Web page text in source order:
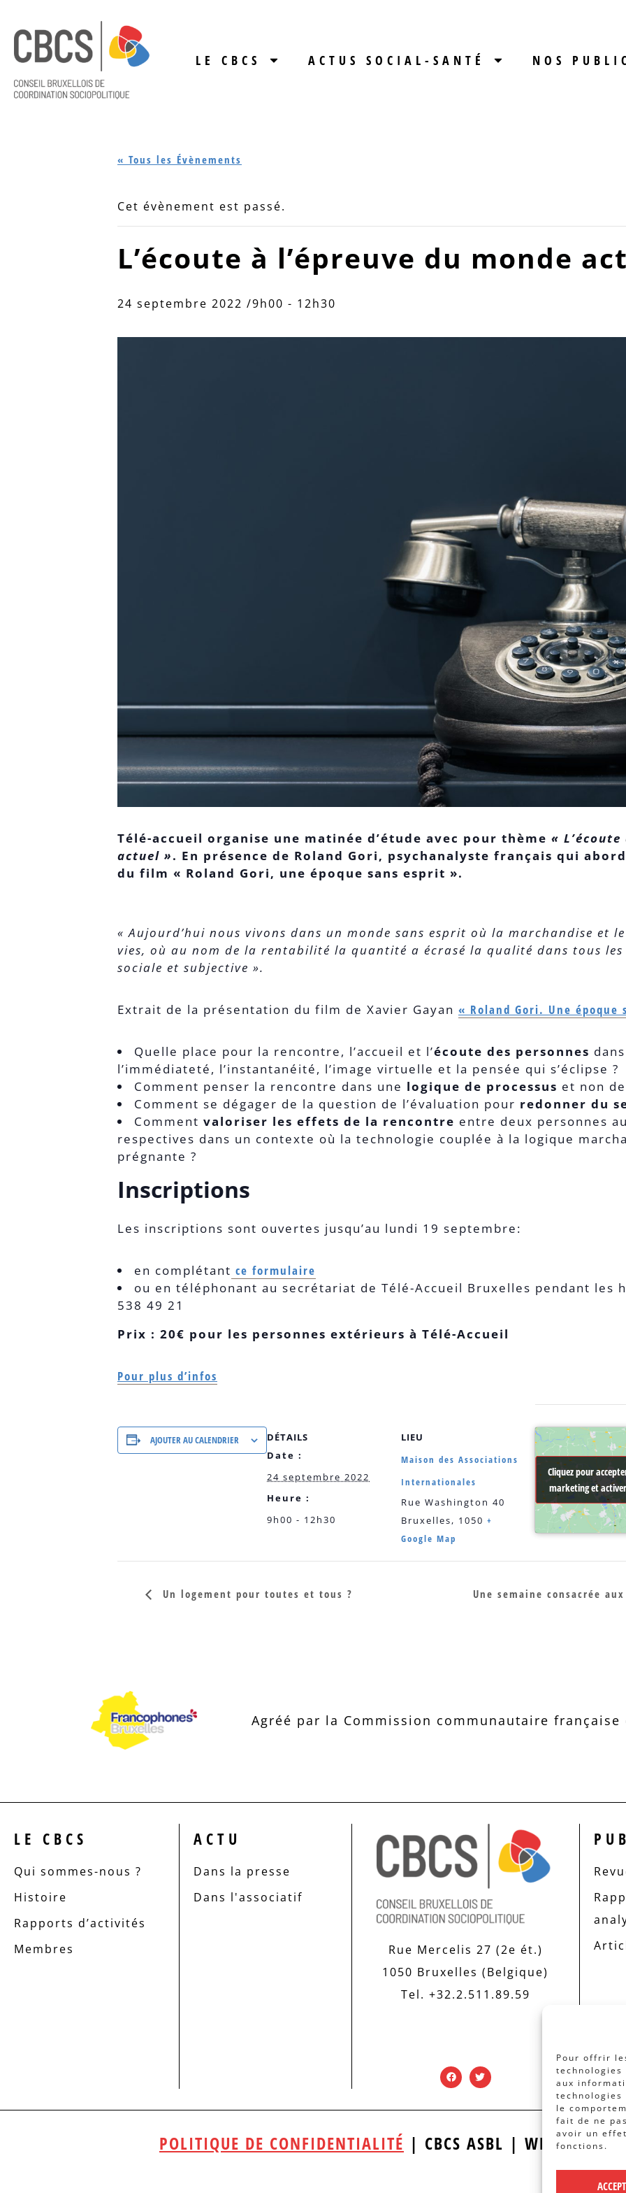
Pour offrir
aux
le
fait de ne
avoir un
fonctions.
LE CBCS ACTUS SOCIAL-SANTÉ NOS
« Tous les Évènements
Cet évènement est passé.
L’écoute à l’épreuve du monde
24 septembre 2022 /9h00 - 12h30
Télé-accueil organise une matinée d’étude avec pour thème «
actuel ». En présence de Roland Gori, psychanalyste français qui
du film « Roland Gori, une époque sans esprit ».
« Aujourd’hui nous vivons dans un monde sans esprit où la marchandise et
vies, où au nom de la rentabilité la quantité a écrasé la qualité dans tous les
sociale et subjective ».
Extrait de la présentation du film de Xavier Gayan « Roland Gori. Une époque
Quelle place pour la rencontre, l’accueil et l’écoute des personnes
l’immédiateté, l’instantanéité, l’image virtuelle et la pensée qui s’éclipse ?
Comment penser la rencontre dans une logique de processus et non
Comment se dégager de la question de l’évaluation pour redonner du
Comment valoriser les effets de la rencontre entre deux personnes
respectives dans un contexte où la technologie couplée à la logique
prégnante ?
Inscriptions
Les inscriptions sont ouvertes jusqu’au lundi 19 septembre:
en complétant ce formulaire
ou en téléphonant au secrétariat de Télé-Accueil Bruxelles pendant les
538 49 21
Prix : 20€ pour les personnes extérieurs à Télé-Accueil
Pour plus d’infos
AJOUTER AU CALENDRIER
DÉTAILS
Date :
24 septembre 2022
Heure :
9h00 - 12h30
LIEU
Maison des Associations
Internationales
Rue Washington 40
Bruxelles, 1050 +
Google Map
Cliquez pour
marketing et
Cliquez pour
marketing et
Un logement pour toutes et tous ? Une semaine consacrée
Agréé par la Commission communautaire
LE CBCS
Qui sommes-nous ?
Histoire
Rapports d’activités
Membres
ACTU
Dans la presse
Dans l'associatif
Rue Mercelis 27 (2e ét.)
1050 Bruxelles (Belgique)
Tel. +32.2.511.89.59
POLITIQUE DE CONFIDENTIALITÉ | CBCS ASBL | WEBDESIGN